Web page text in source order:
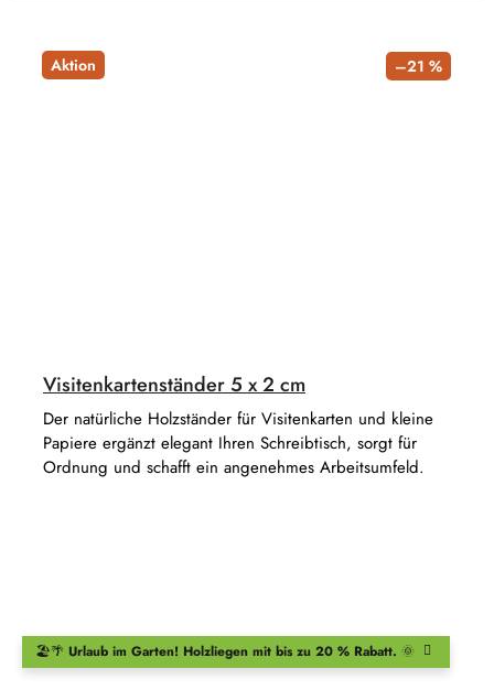
🏖️🌴 Urlaub im Garten! Holzliegen mit bis zu 20 % Rabatt. 🌞
Aktion –21 %
Visitenkartenständer 5 x 2 cm
Der natürliche Holzständer für Visitenkarten und kleine
Papiere ergänzt elegant Ihren Schreibtisch, sorgt für
Ordnung und schafft ein angenehmes Arbeitsumfeld.